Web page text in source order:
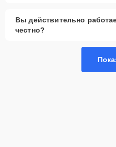
Вы действительно
честно?